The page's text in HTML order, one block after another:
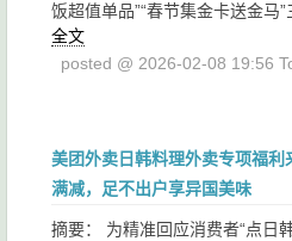
饭超值单品”“春节集金卡送金马
全文
posted @ 2026-02-08 19:56
美团外卖日韩料理外卖专项福
满减，足不出户享异国美味
摘要： 为精准回应消费者“点日